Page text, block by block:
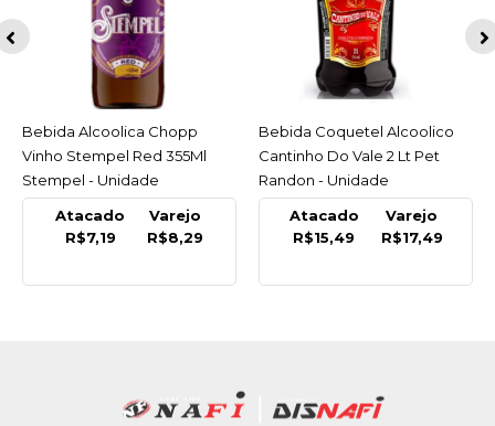
ACESSAR
Bebida Alcoolica Chopp
Vinho Stempel Red 355Ml
Stempel - Unidade
Atacado
R$7,19
Varejo
R$8,29
ACESSAR
Bebida Coquetel Alcoolico
Cantinho Do Vale 2 Lt Pet
Randon - Unidade
Atacado
R$15,49
Varejo
R$17,49